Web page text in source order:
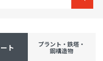
ト
プラント・鉄塔・
鋼構造物